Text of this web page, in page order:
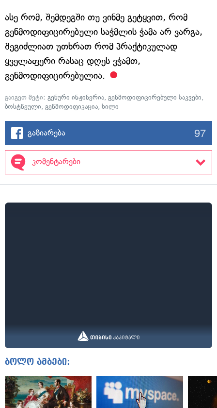
ასე რომ, შემდეგში თუ ვინმე გეტყვით, რომ
გენმოდიფიცირებული საჭმლის ჭამა არ ვარგა,
შეგიძლიათ უთხრათ რომ პრაქტიკულად
ყველაფერი რასაც დღეს ვჭამთ,
გენმოდიფიცირებულია.
გაიგეთ მეტი: გენური ინჟინერია, გენმოდიფიცირებული საკვები,
ბოსტნეული, გენმოდიფიკაცია, ხილი
გაზიარება 97
კომენტარები
ბოლო ამბები: